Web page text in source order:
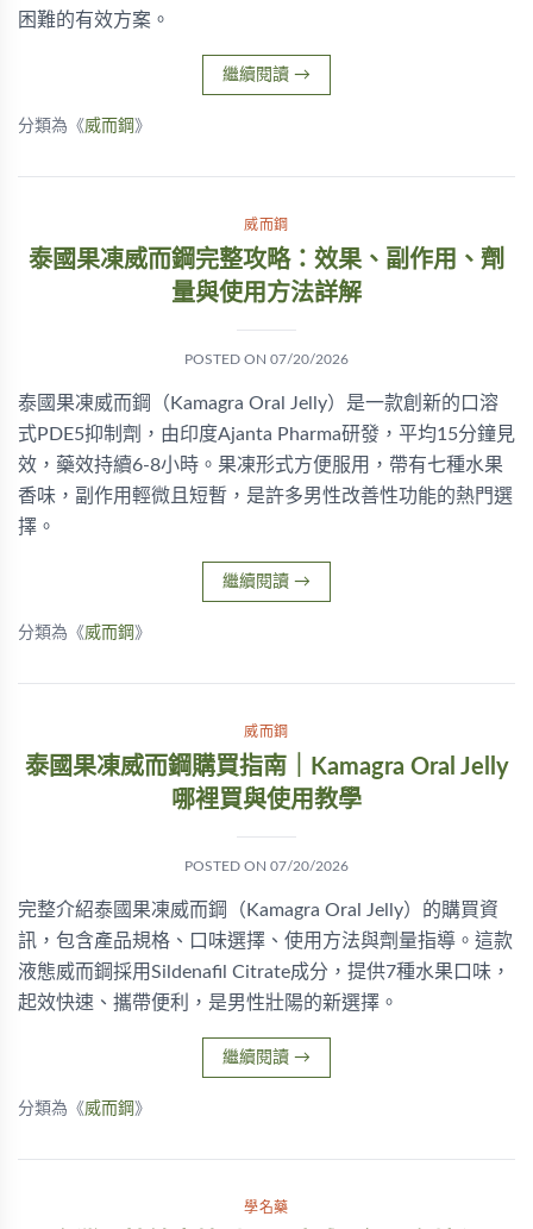
困難的有效方案。
繼續閱讀 →
分類為《威而鋼 》
威而鋼
泰國果凍威而鋼完整攻略：效果、副作用、劑
量與使用方法詳解
POSTED ON 07/20/2026
泰國果凍威而鋼（Kamagra Oral Jelly）是一款創新的口溶
式PDE5抑制劑，由印度Ajanta Pharma研發，平均15分鐘見
效，藥效持續6-8小時。果凍形式方便服用，帶有七種水果
香味，副作用輕微且短暫，是許多男性改善性功能的熱門選
擇。
繼續閱讀 →
分類為《威而鋼 》
威而鋼
泰國果凍威而鋼購買指南｜Kamagra Oral Jelly
哪裡買與使用教學
POSTED ON 07/20/2026
完整介紹泰國果凍威而鋼（Kamagra Oral Jelly）的購買資
訊，包含產品規格、口味選擇、使用方法與劑量指導。這款
液態威而鋼採用Sildenafil Citrate成分，提供7種水果口味，
起效快速、攜帶便利，是男性壯陽的新選擇。
繼續閱讀 →
分類為《威而鋼 》
學名藥